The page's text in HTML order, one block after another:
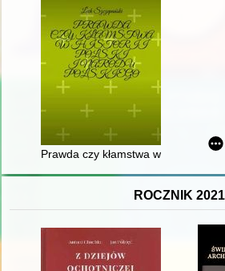
Prawda czy kłamstwa w historii
ROCZNIK 2021